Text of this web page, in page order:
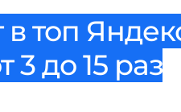
топ
до 15 раз